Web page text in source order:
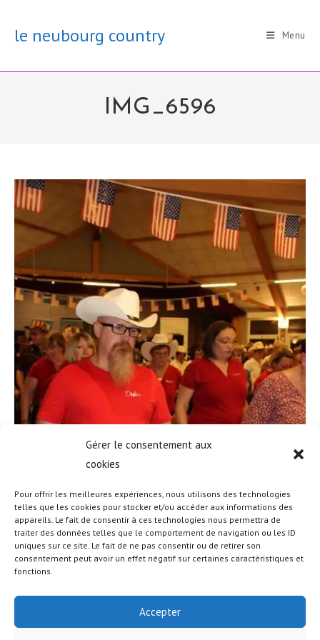
Gérer le consentement aux
cookies
Pour offrir les meilleures expériences, nous utilisons des technologies
telles que les cookies pour stocker et/ou accéder aux informations des
appareils. Le fait de consentir à ces technologies nous permettra de
traiter des données telles que le comportement de navigation ou les ID
uniques sur ce site. Le fait de ne pas consentir ou de retirer son
consentement peut avoir un effet négatif sur certaines caractéristiques et
fonctions.
Accepter
contentle neubourg country Menu
IMG_6596